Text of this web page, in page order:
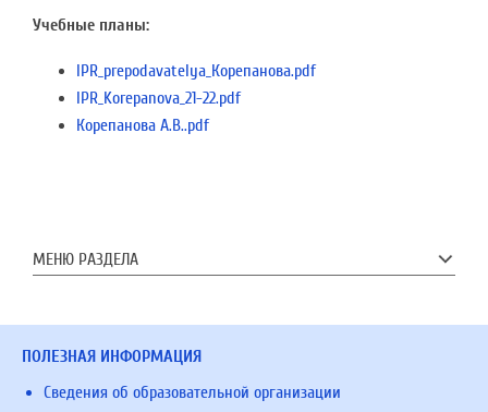
Учебные планы:
IPR_prepodavatelya_Корепанова.pdf
IPR_Korepanova_21-22.pdf
Корепанова А.В..pdf
МЕНЮ РАЗДЕЛА
ПОЛЕЗНАЯ ИНФОРМАЦИЯ
Сведения об образовательной организации